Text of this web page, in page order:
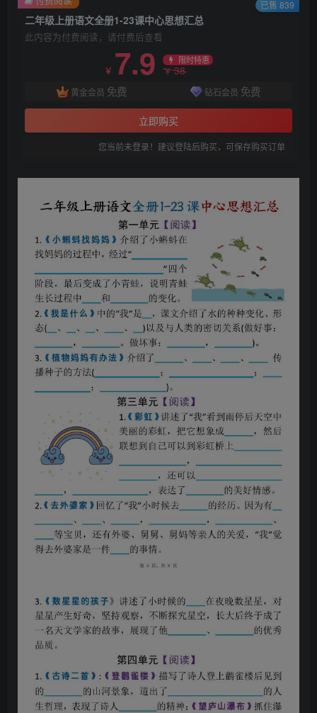
二年级上册语文全册1-23课中心思想汇总
此内容为付费阅读，请付费后查看
￥ 7.9 限时特惠
￥38
黄金会员 免费 钻石会员 免费
立即购买
您当前未登录！建议登陆后购买，可保存购买订单
已售 839